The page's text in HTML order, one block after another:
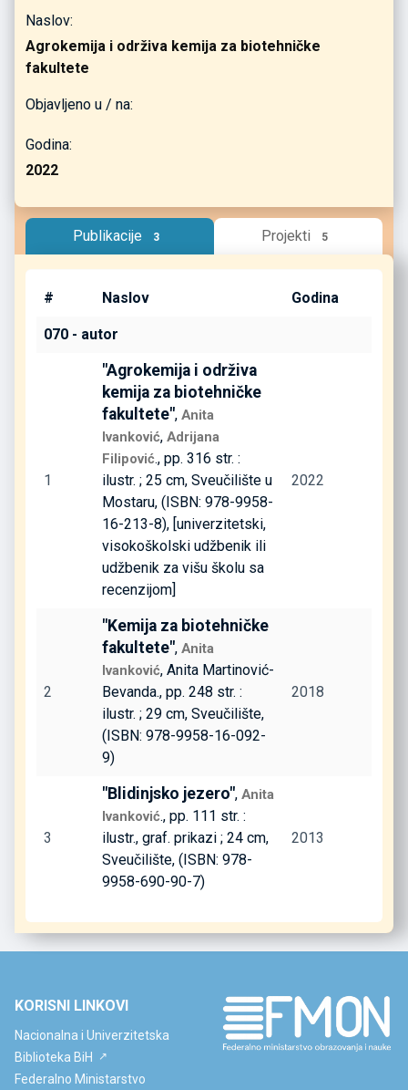
Naslov:
Agrokemija i održiva kemija za biotehničke
fakultete
Objavljeno u / na:
Godina:
2022
Publikacije 3 Projekti 5
# Naslov Godina
070 - autor
1
"Agrokemija i održiva
kemija za biotehničke
fakultete", Anita
Ivanković, Adrijana
Filipović., pp. 316 str. :
ilustr. ; 25 cm, Sveučilište u
Mostaru, (ISBN: 978-9958-
16-213-8), [univerzitetski,
visokoškolski udžbenik ili
udžbenik za višu školu sa
recenzijom]
2022
2
"Kemija za biotehničke
fakultete", Anita
Ivanković, Anita Martinović-
Bevanda., pp. 248 str. :
ilustr. ; 29 cm, Sveučilište,
(ISBN: 978-9958-16-092-
9)
2018
3
"Blidinjsko jezero", Anita
Ivanković., pp. 111 str. :
ilustr., graf. prikazi ; 24 cm,
Sveučilište, (ISBN: 978-
9958-690-90-7)
2013
KORISNI LINKOVI
Nacionalna i Univerzitetska
Biblioteka BiH
Federalno Ministarstvo